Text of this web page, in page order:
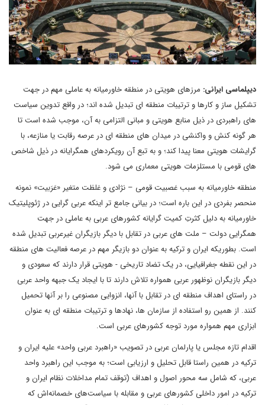
دیپلماسی ایرانی: مرزهای هویتی در منطقه خاورمیانه به عاملی مهم در جهت
تشکیل ساز و کارها و ترتیبات منطقه ای تبدیل شده اند؛ در واقع تدوین سیاست
های راهبردی در ذیل منابع هویتی و مبانی التزامی به آن، موجب شده است تا
هر گونه کنش و واکنشی در میدان های منطقه ای در عرصه رقابت یا منازعه، با
گرایشات هویتی معنا پیدا کند؛ و به تبع آن رویکردهای همگرایانه در ذیل شاخص
های قومی با مستلزمات هویتی معماری می شود.
منطقه خاورمیانه به سبب عَصبیت قومی – نژادی و غلظت متغیر «عَرَبیت» نمونه
منحصر بفردی در این باره است؛ در بیانی جامع تر اینکه عربی گرایی در ژئوپلیتیک
خاورمیانه به دلیل کثرتِ کمیت گرایانه کشورهای عربی به عاملی در جهت
همگرایی دولت – ملت های عربی در تقابل با دیگر بازیگران غیرعربی تبدیل شده
است. بطوریکه ایران و ترکیه به عنوان دو بازیگر مهم در عرصه فعالیت های منطقه
در این نقطه جغرافیایی، در یک تضاد تاریخی - هویتی قرار دارند که سعودی و
دیگر بازیگران نوظهور عربی همواره تلاش دارند تا با ایجاد یک جبهه واحد عربی
در راستای اهداف منطقه ای در تقابل با آنها، انزوایی مصنوعی را بر آنها تحمیل
کنند. از همین رو استفاده از سازمان ها، نهادها و ترتیبات منطقه ای به عنوان
ابزاری مهم همواره مورد توجه کشورهای عربی است.
اقدام تازه مجلس یا پارلمان عربی در تصویب «راهبرد عربی واحد» علیه ایران و
ترکیه در همین راستا قابل تحلیل و ارزیابی است؛ به موجب این راهبرد واحد
عربی، که شامل سه محور اصول و اهداف (توقف تمام مداخلات نظام ایران و
ترکیه در امور داخلی کشورهای عربی و مقابله با سیاست‌های خصمانه‌اش که